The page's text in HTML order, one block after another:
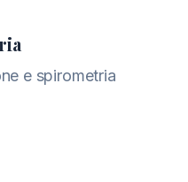
e spirometria